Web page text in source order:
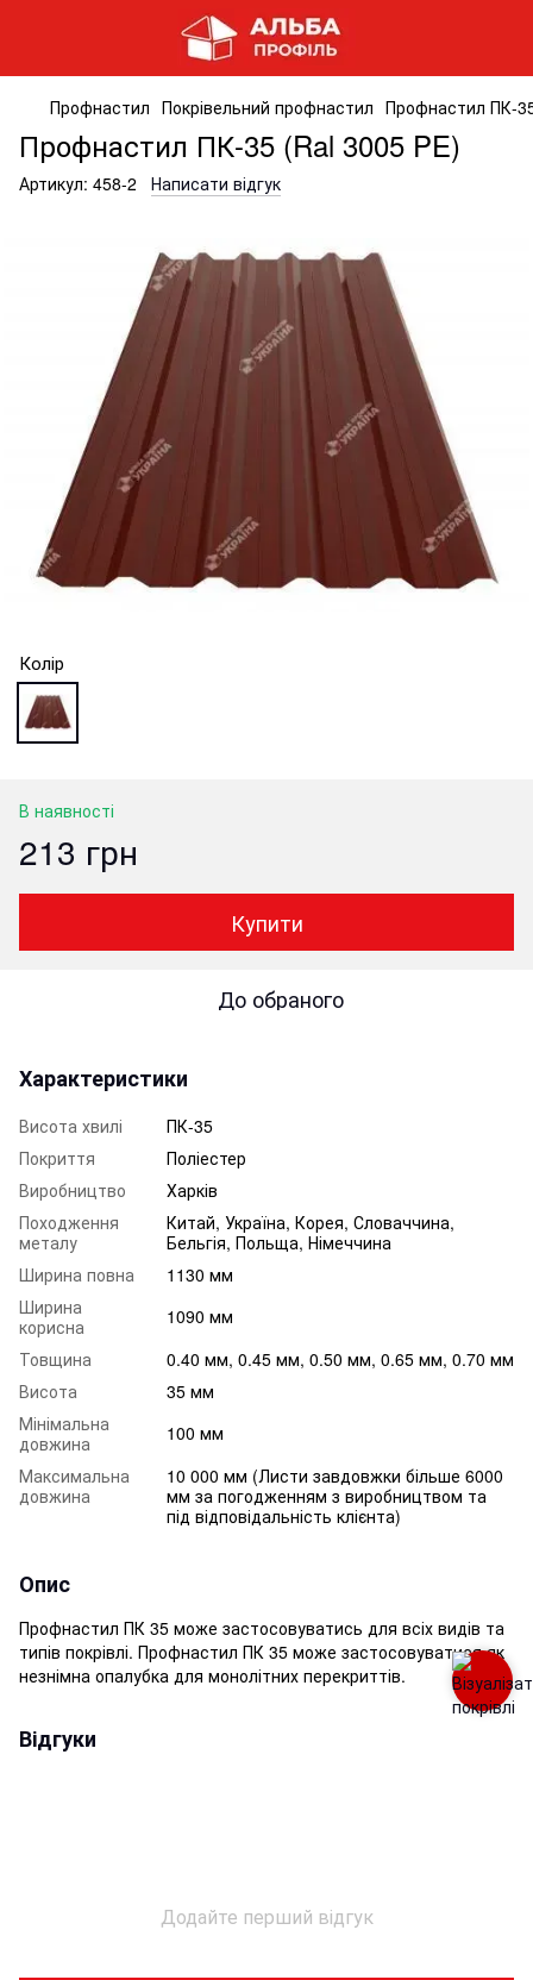
Профнастил Покрівельний профнастил Профнастил ПК-
Профнастил ПК-35 (Ral 3005 PE)
Артикул: 458-2 Написати відгук
Колір
В наявності
213 грн
Купити
До обраного
Характеристики
Висота хвилі
ПК-35
Покриття
Поліестер
Виробництво
Харків
Походження
металу
Китай, Україна, Корея, Словаччина,
Бельгія, Польща, Німеччина
Ширина повна
1130 мм
Ширина
корисна
1090 мм
Товщина
0.40 мм, 0.45 мм, 0.50 мм, 0.65 мм, 0.70 мм
Висота
35 мм
Мінімальна
довжина
100 мм
Максимальна
довжина
10 000 мм (Листи завдовжки більше 6000
мм за погодженням з виробництвом та
під відповідальність клієнта)
Опис
Профнастил ПК 35 може застосовуватись для всіх видів та
типів покрівлі. Профнастил ПК 35 може застосовуватися як
незнімна опалубка для монолітних перекриттів.
Відгуки
Додайте перший відгук